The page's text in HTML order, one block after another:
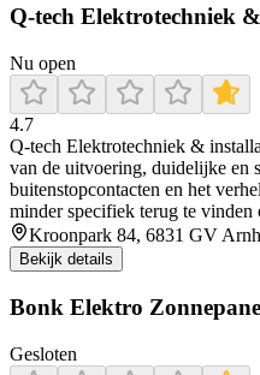
Q-tech Elektrotechniek
Nu open
4.7
Q-tech Elektrotechniek &
van de uitvoering, duidelijke en
buitenstopcontacten en het
minder specifiek terug te vinden
Kroonpark 84, 6831 GV
Bekijk details
Bonk Elektro
Gesloten